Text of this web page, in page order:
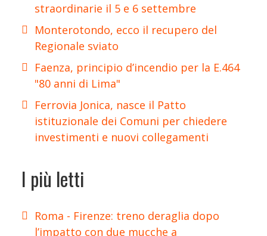
straordinarie il 5 e 6 settembre
Monterotondo, ecco il recupero del
Regionale sviato
Faenza, principio d’incendio per la E.464
"80 anni di Lima"
Ferrovia Jonica, nasce il Patto
istituzionale dei Comuni per chiedere
investimenti e nuovi collegamenti
I più letti
Roma - Firenze: treno deraglia dopo
l’impatto con due mucche a